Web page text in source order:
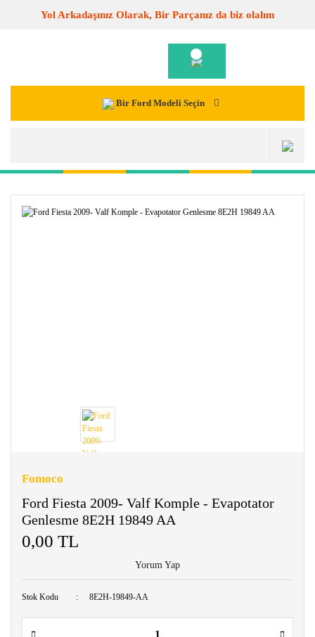
Yol Arkadaşınız Olarak, Bir Parçanız da biz olalım
Bir Ford Modeli Seçin
Fomoco
Ford Fiesta 2009- Valf Komple - Evapotator
Genlesme 8E2H 19849 AA
0,00 TL
Yorum Yap
Stok Kodu 8E2H-19849-AA